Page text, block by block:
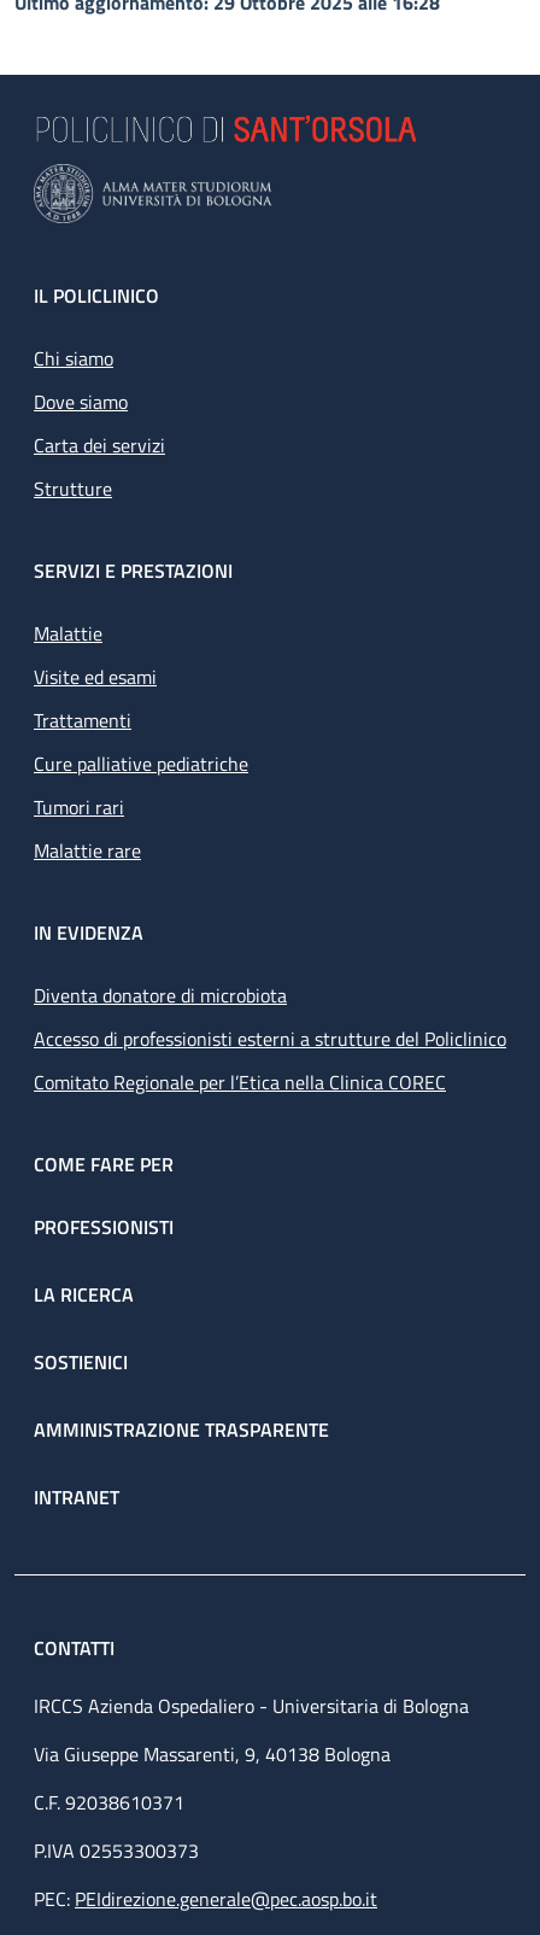
Footer
IL POLICLINICO
Chi siamo
Dove siamo
Carta dei servizi
Strutture
SERVIZI E PRESTAZIONI
Malattie
Visite ed esami
Trattamenti
Cure palliative pediatriche
Tumori rari
Malattie rare
IN EVIDENZA
Diventa donatore di microbiota
Accesso di professionisti esterni a strutture del Policlinico
Comitato Regionale per l’Etica nella Clinica COREC
COME FARE PER
PROFESSIONISTI
LA RICERCA
SOSTIENICI
AMMINISTRAZIONE TRASPARENTE
INTRANET
CONTATTI
IRCCS Azienda Ospedaliero - Universitaria di Bologna
Via Giuseppe Massarenti, 9, 40138 Bologna
C.F. 92038610371
P.IVA 02553300373
PEC: PEIdirezione.generale@pec.aosp.bo.it